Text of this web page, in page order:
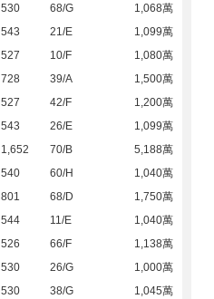
530 68/G
1,068萬
543 21/E
1,099萬
527 10/F
1,080萬
728 39/A
1,500萬
527 42/F
1,200萬
543 26/E
1,099萬
1,652 70/B
5,188萬
540 60/H
1,040萬
801 68/D
1,750萬
544 11/E
1,040萬
526 66/F
1,138萬
530 26/G
1,000萬
530 38/G
1,045萬